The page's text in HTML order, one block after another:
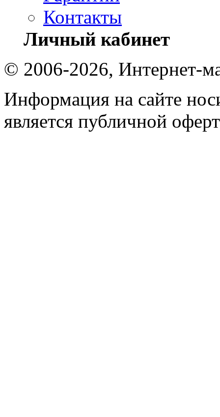
Контакты
Личный кабинет
© 2006-2026, Интернет-
Информация на сайте
является публичной